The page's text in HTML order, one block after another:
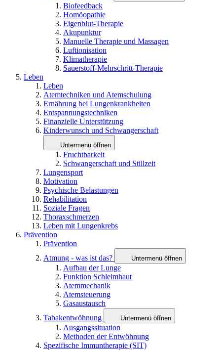
Biofeedback
Homöopathie
Eigenblut-Therapie
Akupunktur
Manuelle Therapie und Massagen
Luftionisation
Klimatherapie
Sauerstoff-Mehrschritt-Therapie
Leben
Leben
Atemtechniken und Atemschulung
Ernährung bei Lungenkrankheiten
Entspannungstechniken
Finanzielle Unterstützung
Kinderwunsch und Schwangerschaft
Untermenü öffnen
Fruchtbarkeit
Schwangerschaft und Stillzeit
Lungensport
Motivation
Psychische Belastungen
Rehabilitation
Soziale Fragen
Thoraxschmerzen
Leben mit Lungenkrebs
Prävention
Prävention
Atmung - was ist das?
Untermenü öffnen
Aufbau der Lunge
Funktion Schleimhaut
Atemmechanik
Atemsteuerung
Gasaustausch
Tabakentwöhnung
Untermenü öffnen
Ausgangssituation
Methoden der Entwöhnung
Spezifische Immuntherapie (SIT)